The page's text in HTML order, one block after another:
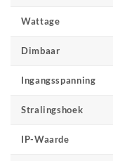
Wattage
Dimbaar
Ingangsspanning
Stralingshoek
IP-Waarde